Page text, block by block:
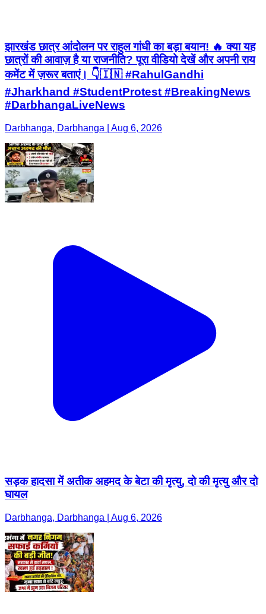
झारखंड छात्र आंदोलन पर राहुल गांधी का बड़ा बयान! 🔥 क्या यह
छात्रों की आवाज़ है या राजनीति? पूरा वीडियो देखें और अपनी राय
कमेंट में ज़रूर बताएं। 👇🇮🇳 #RahulGandhi
#Jharkhand #StudentProtest #BreakingNews
#DarbhangaLiveNews
Darbhanga, Darbhanga | Aug 6, 2026
सड़क हादसा में अतीक अहमद के बेटा की मृत्यु, दो की मृत्यु और दो
घायल
Darbhanga, Darbhanga | Aug 6, 2026